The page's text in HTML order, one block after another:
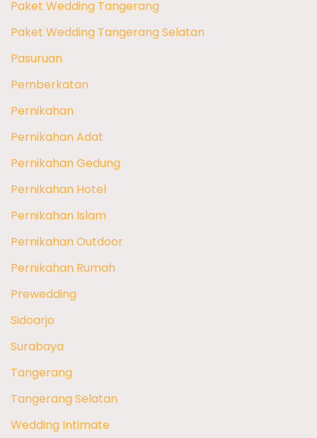
Paket Wedding Tangerang
Paket Wedding Tangerang Selatan
Pasuruan
Pemberkatan
Pernikahan
Pernikahan Adat
Pernikahan Gedung
Pernikahan Hotel
Pernikahan Islam
Pernikahan Outdoor
Pernikahan Rumah
Prewedding
Sidoarjo
Surabaya
Tangerang
Tangerang Selatan
Wedding Intimate